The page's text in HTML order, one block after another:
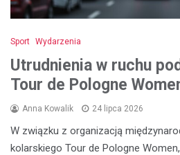
Sport Wydarzenia
Utrudnienia w ruchu
Tour de Pologne
Anna Kowalik 24 lipca 2026
W związku z organizacją
kolarskiego Tour de Pologne